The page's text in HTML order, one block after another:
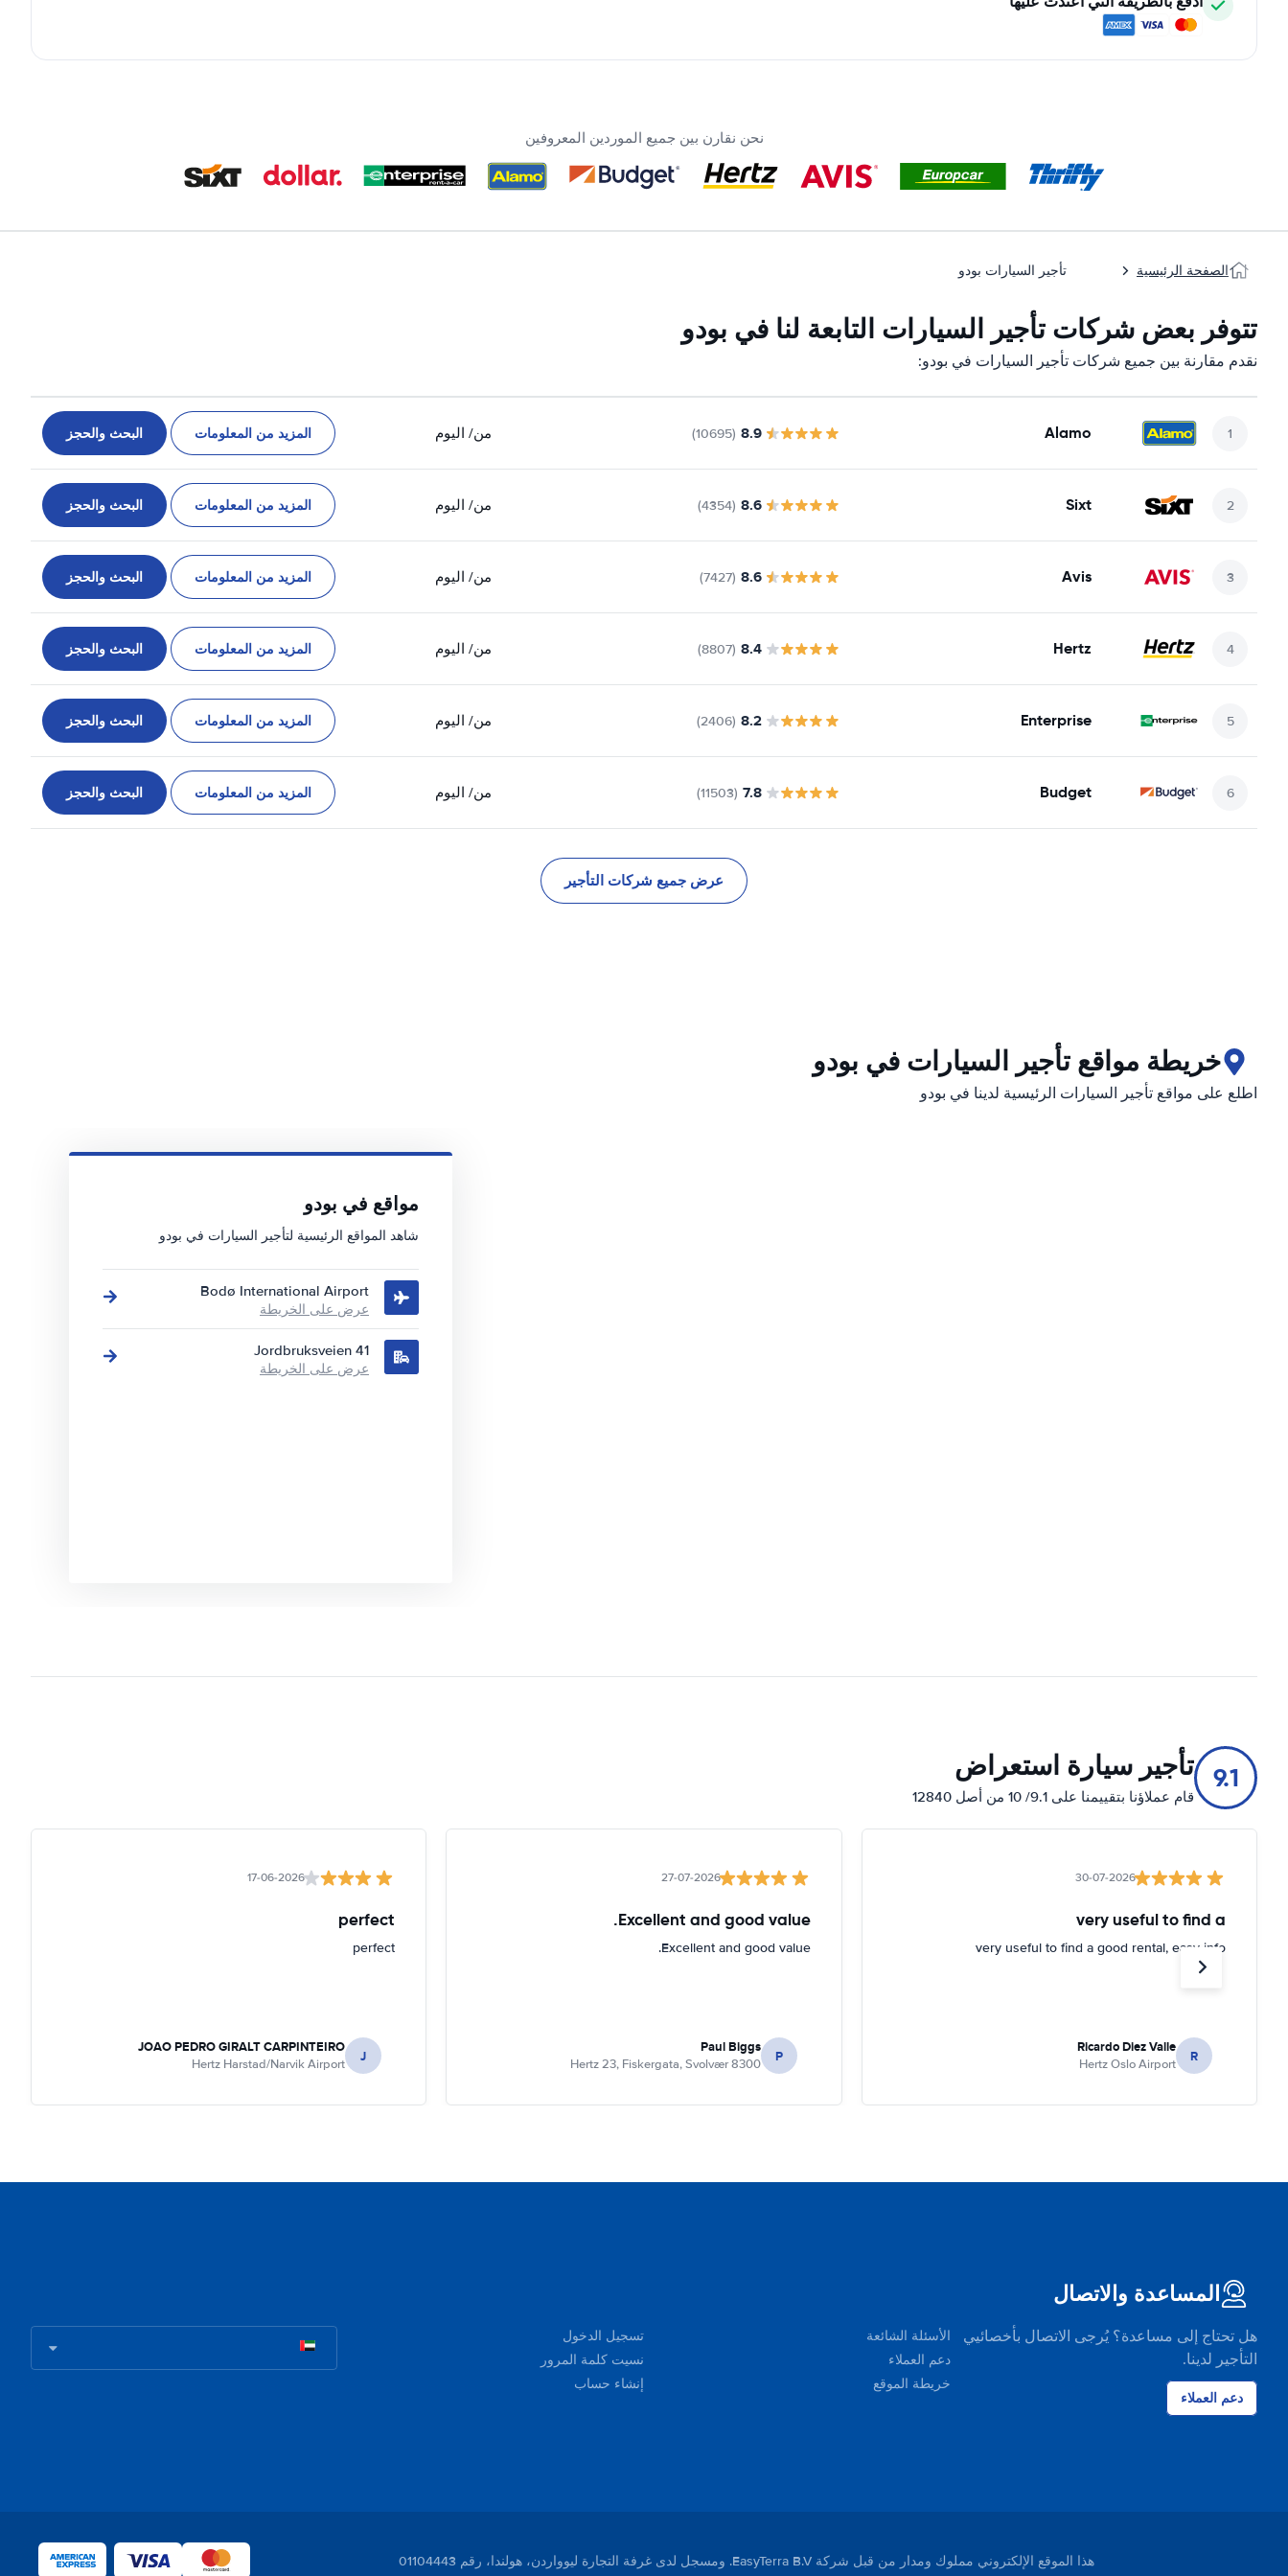
نحن نقارن بين جميع الموردين المعروفين
الصفحة الرئيسية تأجير السيارات بودو
تتوفر بعض شركات تأجير السيارات التابعة لنا في بودو
نقدم مقارنة بين جميع شركات تأجير السيارات في بودو:
Alamo
8.9
(10695) من/ اليوم المزيد من المعلومات البحث والحجز
Sixt
8.6
(4354) من/ اليوم المزيد من المعلومات البحث والحجز
Avis
8.6
(7427) من/ اليوم المزيد من المعلومات البحث والحجز
Hertz
8.4
(8807) من/ اليوم المزيد من المعلومات البحث والحجز
Enterprise
8.2
(2406) من/ اليوم المزيد من المعلومات البحث والحجز
Budget
7.8
(11503) من/ اليوم المزيد من المعلومات البحث والحجز
عرض جميع شركات التأجير
خريطة مواقع تأجير السيارات في بودو
اطلع على مواقع تأجير السيارات الرئيسية لدينا في بودو
مواقع في بودو
شاهد المواقع الرئيسية لتأجير السيارات في بودو
Bodø International Airport
عرض على الخريطة
Jordbruksveien 41
عرض على الخريطة
9.1 تأجير سيارة استعراض
قام عملاؤنا بتقييمنا على 9.1/ 10 من أصل 12840
30-07-2026
very useful to find a
very useful to find a good rental, easy info
R
Ricardo Diez Valle
Hertz Oslo Airport
27-07-2026
Excellent and good value.
Excellent and good value.
P
Paul Biggs
Hertz 23, Fiskergata, Svolvær 8300
17-06-2026
perfect
perfect
J
JOAO PEDRO GIRALT CARPINTEIRO
Hertz Harstad/Narvik Airport
المساعدة والاتصال
هل تحتاج إلى مساعدة؟ يُرجى الاتصال بأخصائيي
التأجير لدينا.
دعم العملاء
الأسئلة الشائعة
دعم العملاء
خريطة الموقع
تسجيل الدخول
نسيت كلمة المرور
إنشاء حساب
هذا الموقع الإلكتروني مملوك ومدار من قبل شركة EasyTerra B.V. ومسجل لدى غرفة التجارة ليوواردن، هولندا، رقم 01104443